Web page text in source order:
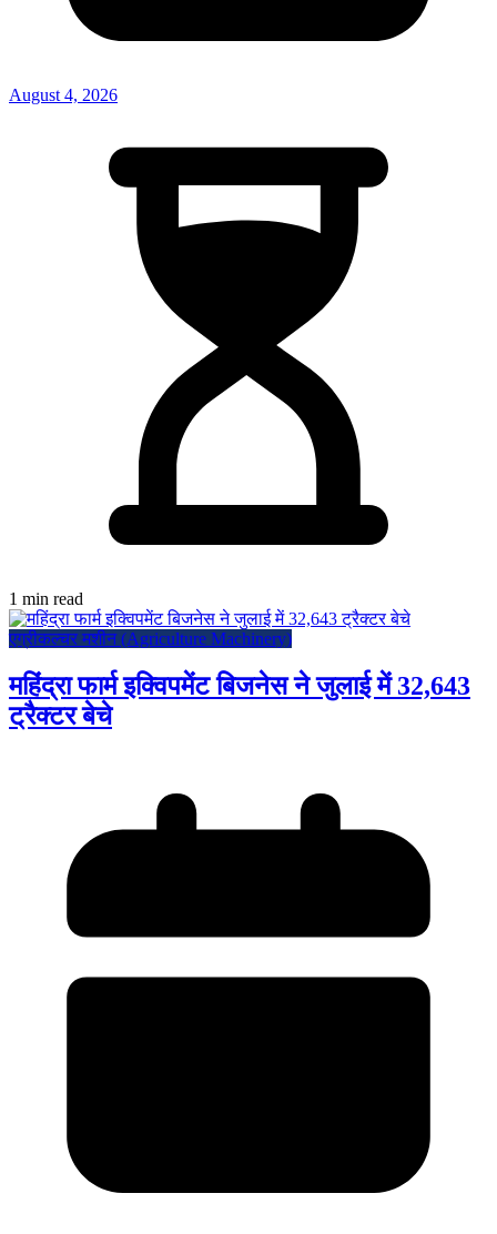
August 4, 2026
1 min read
एग्रीकल्चर मशीन (Agriculture Machinery)
महिंद्रा फार्म इक्विपमेंट बिजनेस ने जुलाई में 32,643
ट्रैक्टर बेचे